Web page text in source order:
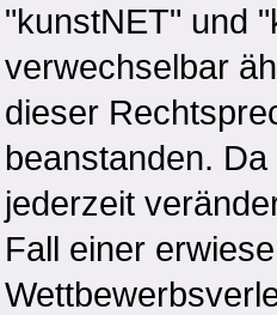
"kunstNET" und
verwechselbar
dieser
beanstanden.
jederzeit
Fall einer